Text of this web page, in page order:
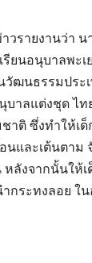
วรายงานว่า น
รียนอนุบาลพะ
วัฒนธรรมประ
บาลแต่งชุด ไท
าติ ซึ่งทำให้เด็
และเต้นตาม
หลังจากนั้นให้
กระทงลอย ใ